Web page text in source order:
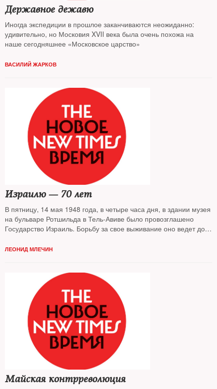
Державное дежавю
Иногда экспедиции в прошлое заканчиваются неожиданно:
удивительно, но Московия XVII века была очень похожа на
наше сегодняшнее «Московское царство»
ВАСИЛИЙ ЖАРКОВ
Израилю — 70 лет
В пятницу, 14 мая 1948 года, в четыре часа дня, в здании музея
на бульваре Ротшильда в Тель-Авиве было провозглашено
Государство Израиль. Борьбу за свое выживание оно ведет до
ЛЕОНИД МЛЕЧИН
Майская контрреволюция